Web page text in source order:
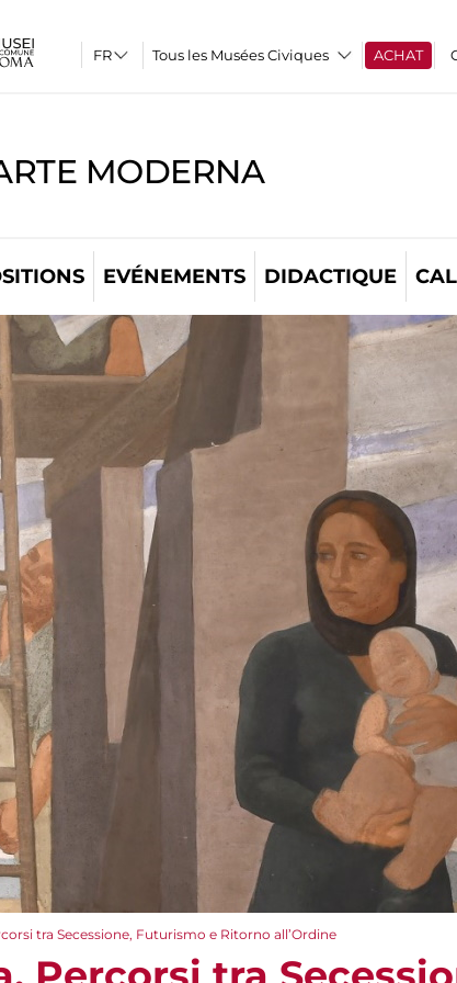
Tous les Musées Civiques ACHAT
MODERNA
EVÉNEMENTS DIDACTIQUE
tra Secessione, Futurismo e Ritorno all’Ordine